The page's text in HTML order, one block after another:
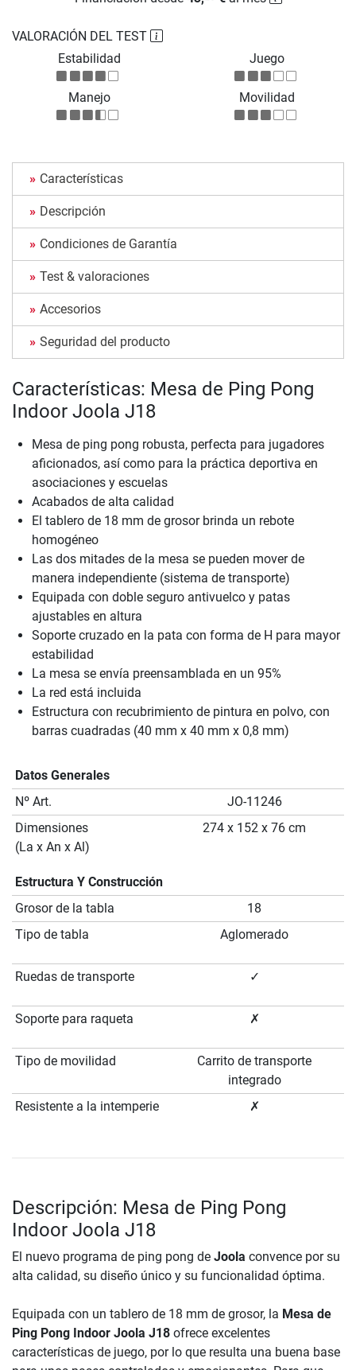
VALORACIÓN DEL TEST
Estabilidad
Juego
Manejo Movilidad
Características
Descripción
Condiciones de Garantía
Test & valoraciones
Accesorios
Seguridad del producto
Características: Mesa de Ping Pong
Indoor Joola J18
Mesa de ping pong robusta, perfecta para jugadores
aficionados, así como para la práctica deportiva en
asociaciones y escuelas
Acabados de alta calidad
El tablero de 18 mm de grosor brinda un rebote
homogéneo
Las dos mitades de la mesa se pueden mover de
manera independiente (sistema de transporte)
Equipada con doble seguro antivuelco y patas
ajustables en altura
Soporte cruzado en la pata con forma de H para mayor
estabilidad
La mesa se envía preensamblada en un 95%
La red está incluida
Estructura con recubrimiento de pintura en polvo, con
barras cuadradas (40 mm x 40 mm x 0,8 mm)
Datos Generales
Nº Art.
JO-11246
Dimensiones
(La x An x Al)
274 x 152 x 76 cm
Estructura Y Construcción
Grosor de la tabla
18
Tipo de tabla
Aglomerado
Ruedas de transporte ✓
Soporte para raqueta ✗
Tipo de movilidad
Carrito de transporte
integrado
Resistente a la intemperie
✗
Descripción: Mesa de Ping Pong
Indoor Joola J18
El nuevo programa de ping pong de Joola convence por su
alta calidad, su diseño único y su funcionalidad óptima.
Equipada con un tablero de 18 mm de grosor, la Mesa de
Ping Pong Indoor Joola J18 ofrece excelentes
características de juego, por lo que resulta una buena base